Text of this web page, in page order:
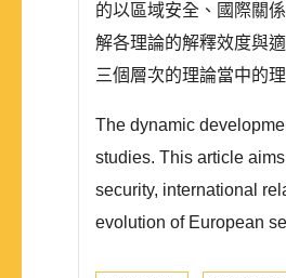
的以區域安全、國際關
解各理論的解釋效度與
三個層次的理論當中的
The dynamic
studies. This article
security, international
evolution of European